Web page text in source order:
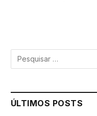
ÚLTIMOS POSTS